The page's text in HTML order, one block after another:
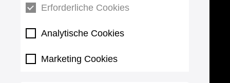
Erforderliche Cookies
Analytische Cookies
Marketing Cookies